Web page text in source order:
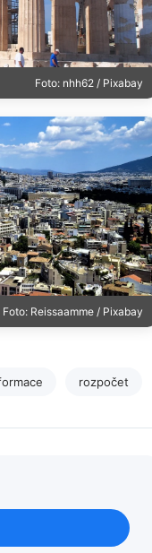
Foto: nhh62 / Pixabay
Foto: Reissaamme / Pixabay
rozpočet